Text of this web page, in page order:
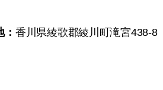
： 香川県綾歌郡綾川町滝宮438-8